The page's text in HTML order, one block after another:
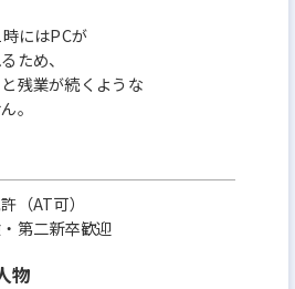
にはPCが
ため、
残業が続くような
。
（AT可）
第二新卒歓迎
物